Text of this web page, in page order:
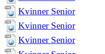
Kvinner Senior
Kvinner Senior
Kvinner Senior